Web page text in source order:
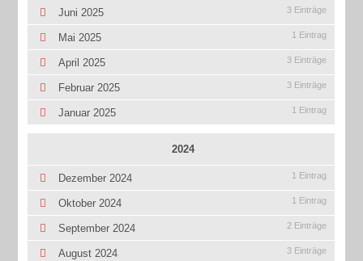
Juni 2025 3 Einträge
Mai 2025 1 Eintrag
April 2025 3 Einträge
Februar 2025 3 Einträge
Januar 2025 1 Eintrag
2024
Dezember 2024 1 Eintrag
Oktober 2024 1 Eintrag
September 2024 2 Einträge
August 2024 3 Einträge